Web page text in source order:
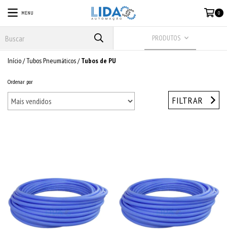
MENU 0
PRODUTOS
Início/Tubos Pneumáticos/ Tubos de PU
Ordenar por
FILTRAR